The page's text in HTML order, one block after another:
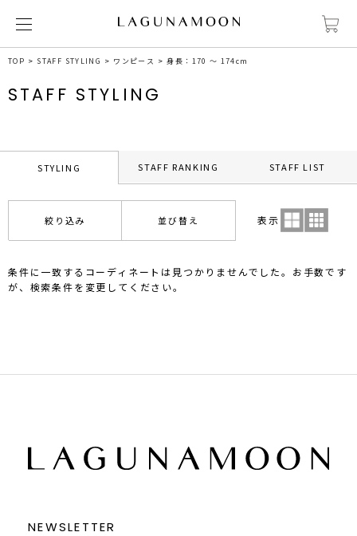
TOP STAFF STYLING ワンピース 身長：170 ～ 174cm
STAFF STYLING
STYLING STAFF RANKING STAFF LIST
絞り込み 並び替え 表示
条件に一致するコーディネートは見つかりませんでした。お手数です
が、検索条件を変更してください。
NEWSLETTER